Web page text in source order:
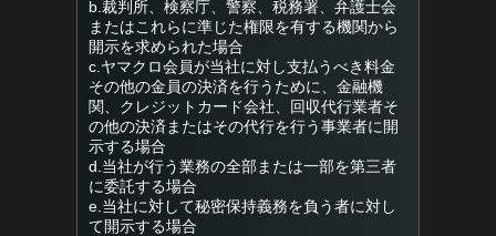
b.裁判所、検察庁、警察、税務署、弁護士会
またはこれらに準じた権限を有する機関から
開示を求められた場合
c.ヤマクロ会員が当社に対し支払うべき料金
その他の金員の決済を行うために、金融機
関、クレジットカード会社、回収代行業者そ
の他の決済またはその代行を行う事業者に開
示する場合
d.当社が行う業務の全部または一部を第三者
に委託する場合
e.当社に対して秘密保持義務を負う者に対し
て開示する場合